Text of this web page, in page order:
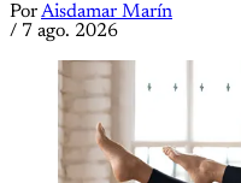
PorAisdamar Marín
/ 7 ago. 2026